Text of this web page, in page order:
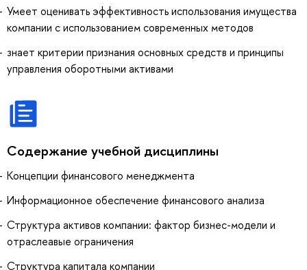
Умеет оценивать эффективность использования имущества
компании с использованием современных методов
знает критерии признания основных средств и принципы
управления оборотными активами
Содержание учебной дисциплины
Концепции финансового менеджмента
Информационное обеспечение финансового анализа
Структура активов компании: фактор бизнес-модели и
отраслеавые ограничения
Структура капитала компании